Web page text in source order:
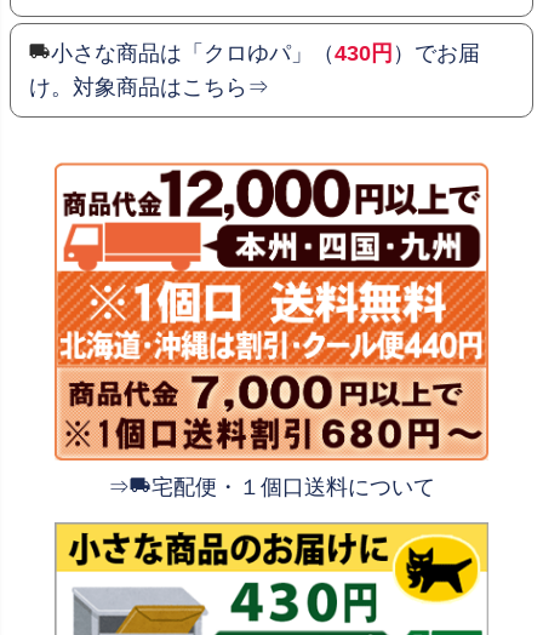
小さな商品は「クロゆパ」（430円 ）でお届
け。対象商品はこちら⇒
⇒ 宅配便・１個口送料について